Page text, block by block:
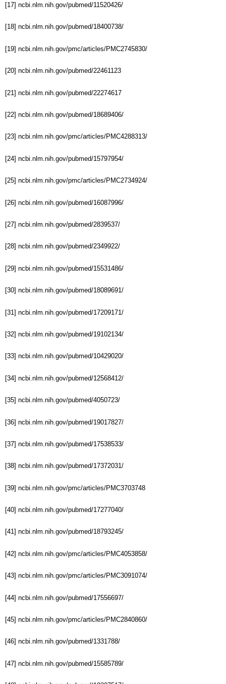
[17] ncbi.nlm.nih.gov/pubmed/11520426/
[18] ncbi.nlm.nih.gov/pubmed/18400738/
[19] ncbi.nlm.nih.gov/pmc/articles/PMC2745830/
[20] ncbi.nlm.nih.gov/pubmed/22461123
[21] ncbi.nlm.nih.gov/pubmed/22274617
[22] ncbi.nlm.nih.gov/pubmed/18689406/
[23] ncbi.nlm.nih.gov/pmc/articles/PMC4288313/
[24] ncbi.nlm.nih.gov/pubmed/15797954/
[25] ncbi.nlm.nih.gov/pmc/articles/PMC2734924/
[26] ncbi.nlm.nih.gov/pubmed/16087996/
[27] ncbi.nlm.nih.gov/pubmed/2839537/
[28] ncbi.nlm.nih.gov/pubmed/2349922/
[29] ncbi.nlm.nih.gov/pubmed/15531486/
[30] ncbi.nlm.nih.gov/pubmed/18089691/
[31] ncbi.nlm.nih.gov/pubmed/17209171/
[32] ncbi.nlm.nih.gov/pubmed/19102134/
[33] ncbi.nlm.nih.gov/pubmed/10429020/
[34] ncbi.nlm.nih.gov/pubmed/12568412/
[35] ncbi.nlm.nih.gov/pubmed/4050723/
[36] ncbi.nlm.nih.gov/pubmed/19017827/
[37] ncbi.nlm.nih.gov/pubmed/17538533/
[38] ncbi.nlm.nih.gov/pubmed/17372031/
[39] ncbi.nlm.nih.gov/pmc/articles/PMC3703748
[40] ncbi.nlm.nih.gov/pubmed/17277040/
[41] ncbi.nlm.nih.gov/pubmed/18793245/
[42] ncbi.nlm.nih.gov/pmc/articles/PMC4053858/
[43] ncbi.nlm.nih.gov/pmc/articles/PMC3091074/
[44] ncbi.nlm.nih.gov/pubmed/17556697/
[45] ncbi.nlm.nih.gov/pmc/articles/PMC2840860/
[46] ncbi.nlm.nih.gov/pubmed/1331788/
[47] ncbi.nlm.nih.gov/pubmed/15585789/